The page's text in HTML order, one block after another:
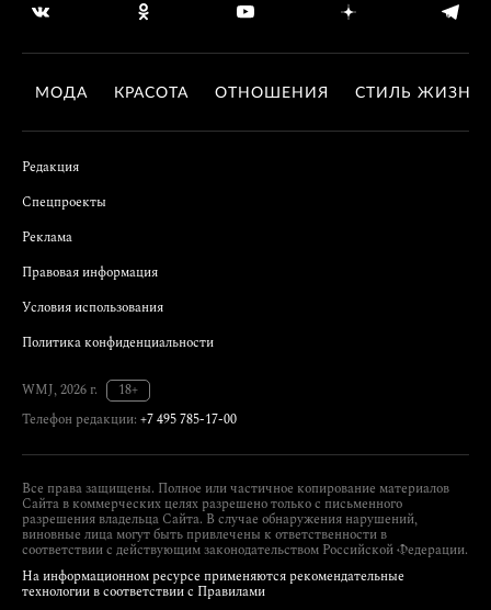
МОДА КРАСОТА ОТНОШЕНИЯ СТИЛЬ ЖИЗНИ
Редакция
Спецпроекты
Реклама
Правовая информация
Условия использования
Политика конфиденциальности
WMJ, 2026 г.
18+
Телефон редакции: +7 495 785-17-00
Все права защищены. Полное или частичное копирование материалов
Сайта в коммерческих целях разрешено только с письменного
разрешения владельца Сайта. В случае обнаружения нарушений,
виновные лица могут быть привлечены к ответственности в
соответствии с действующим законодательством Российской Федерации.
На информационном ресурсе применяются рекомендательные
технологии в соответствии с Правилами